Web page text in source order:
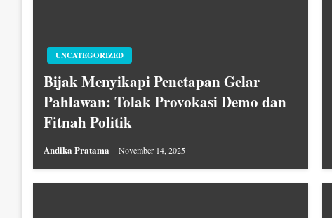
UNCATEGORIZED
Bijak Menyikapi Penetapan Gelar
Pahlawan: Tolak Provokasi Demo dan
Fitnah Politik
Andika Pratama November 14, 2025